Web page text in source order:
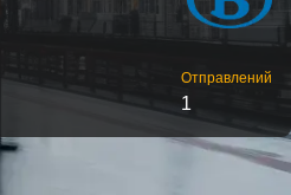
Отправлений
1